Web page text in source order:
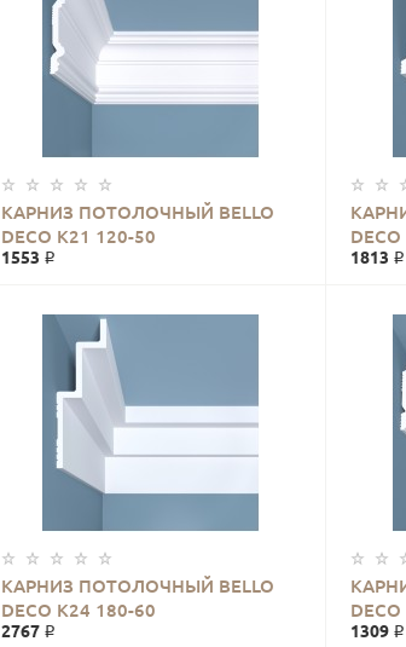
КАРНИЗ ПОТОЛОЧНЫЙ BELLO
DECO К21 120-50
1553 ₽ 1813 ₽
КАРНИЗ ПОТОЛОЧНЫЙ BELLO
DECO К24 180-60
2767 ₽ 1309 ₽